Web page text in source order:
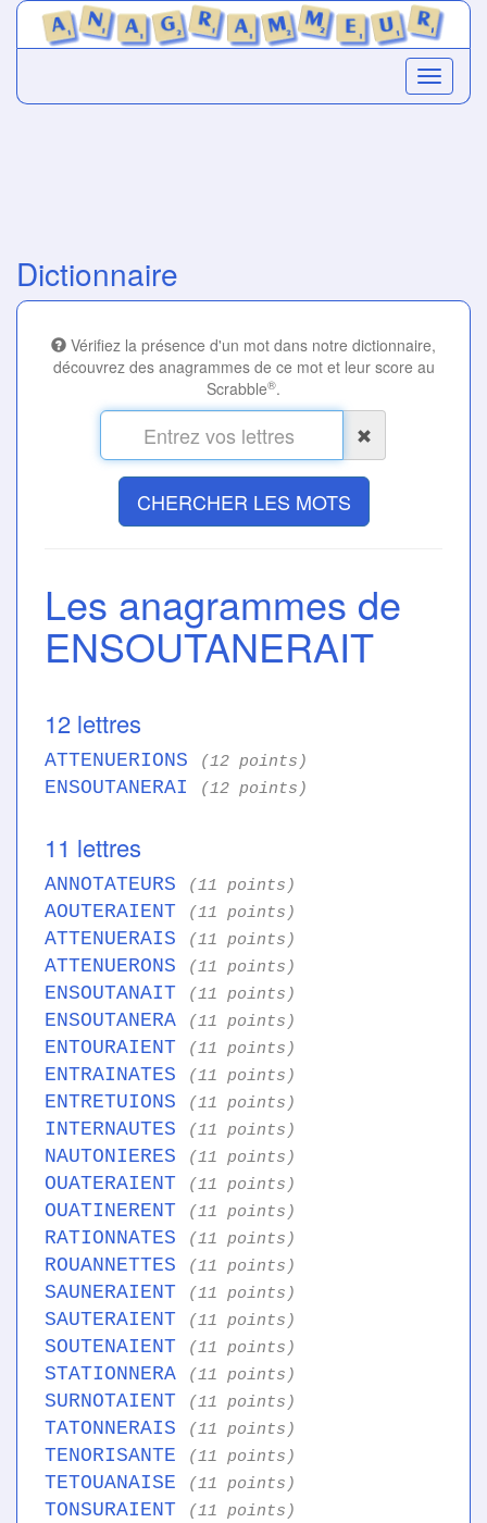
Dictionnaire
Vérifiez la présence d'un mot dans notre dictionnaire,
découvrez des anagrammes de ce mot et leur score au
Scrabble®.
CHERCHER LES MOTS
Les anagrammes de
ENSOUTANERAIT
12 lettres
ATTENUERIONS (12 points)
ENSOUTANERAI (12 points)
11 lettres
ANNOTATEURS (11 points)
AOUTERAIENT (11 points)
ATTENUERAIS (11 points)
ATTENUERONS (11 points)
ENSOUTANAIT (11 points)
ENSOUTANERA (11 points)
ENTOURAIENT (11 points)
ENTRAINATES (11 points)
ENTRETUIONS (11 points)
INTERNAUTES (11 points)
NAUTONIERES (11 points)
OUATERAIENT (11 points)
OUATINERENT (11 points)
RATIONNATES (11 points)
ROUANNETTES (11 points)
SAUNERAIENT (11 points)
SAUTERAIENT (11 points)
SOUTENAIENT (11 points)
STATIONNERA (11 points)
SURNOTAIENT (11 points)
TATONNERAIS (11 points)
TENORISANTE (11 points)
TETOUANAISE (11 points)
TONSURAIENT (11 points)